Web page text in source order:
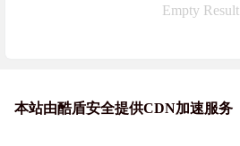
Empty Result
本站由酷盾安全提供CDN加速服务